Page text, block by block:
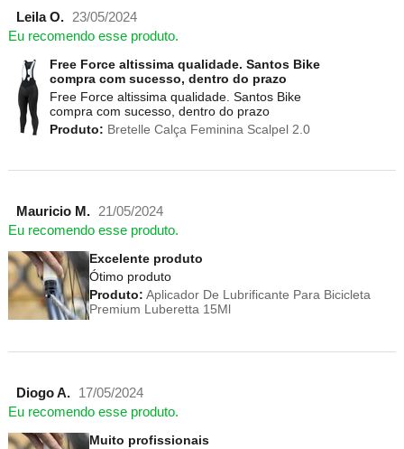
Leila O. 23/05/2024
Eu recomendo esse produto.
Free Force altissima qualidade. Santos Bike
compra com sucesso, dentro do prazo
Free Force altissima qualidade. Santos Bike
compra com sucesso, dentro do prazo
Produto: Bretelle Calça Feminina Scalpel 2.0
Mauricio M. 21/05/2024
Eu recomendo esse produto.
Excelente produto
Ótimo produto
Produto: Aplicador De Lubrificante Para Bicicleta
Premium Luberetta 15Ml
Diogo A.
17/05/2024
Eu recomendo esse produto.
Muito profissionais